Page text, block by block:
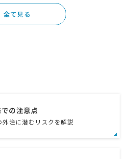
全て見る
の注意点
外注に潜むリスクを解説